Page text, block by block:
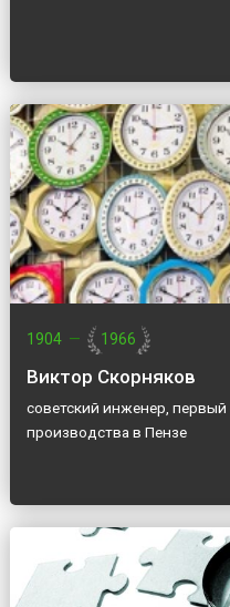
1904 — 1966
Виктор Скорняков
советский инженер, первый
производства в Пензе